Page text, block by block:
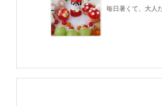
毎日暑くて、大人